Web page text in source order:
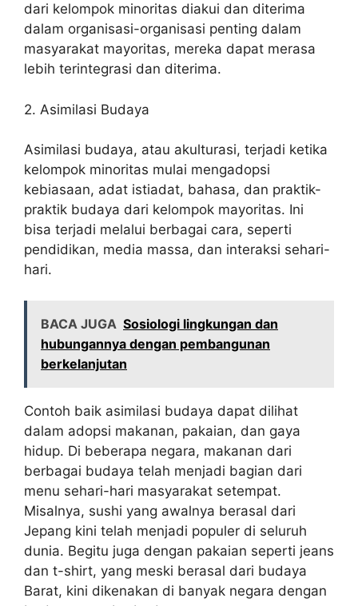
dari kelompok minoritas diakui dan diterima
dalam organisasi-organisasi penting dalam
masyarakat mayoritas, mereka dapat merasa
lebih terintegrasi dan diterima.
2. Asimilasi Budaya
Asimilasi budaya, atau akulturasi, terjadi ketika
kelompok minoritas mulai mengadopsi
kebiasaan, adat istiadat, bahasa, dan praktik-
praktik budaya dari kelompok mayoritas. Ini
bisa terjadi melalui berbagai cara, seperti
pendidikan, media massa, dan interaksi sehari-
hari.
BACA JUGA Sosiologi lingkungan dan
hubungannya dengan pembangunan
berkelanjutan
Contoh baik asimilasi budaya dapat dilihat
dalam adopsi makanan, pakaian, dan gaya
hidup. Di beberapa negara, makanan dari
berbagai budaya telah menjadi bagian dari
menu sehari-hari masyarakat setempat.
Misalnya, sushi yang awalnya berasal dari
Jepang kini telah menjadi populer di seluruh
dunia. Begitu juga dengan pakaian seperti jeans
dan t-shirt, yang meski berasal dari budaya
Barat, kini dikenakan di banyak negara dengan